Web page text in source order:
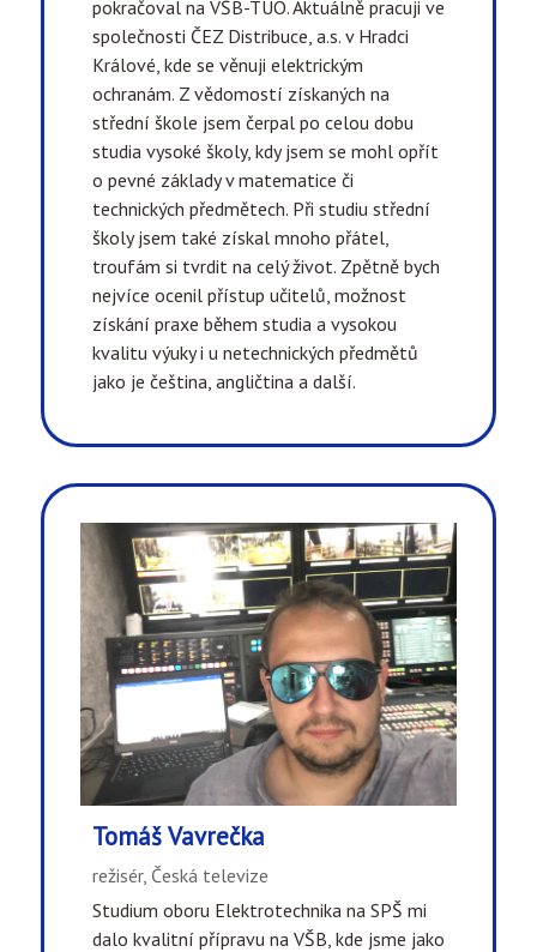
pokračoval na VŠB-TUO. Aktuálně pracuji ve
společnosti ČEZ Distribuce, a.s. v Hradci
Králové, kde se věnuji elektrickým
ochranám. Z vědomostí získaných na
střední škole jsem čerpal po celou dobu
studia vysoké školy, kdy jsem se mohl opřít
o pevné základy v matematice či
technických předmětech. Při studiu střední
školy jsem také získal mnoho přátel,
troufám si tvrdit na celý život. Zpětně bych
nejvíce ocenil přístup učitelů, možnost
získání praxe během studia a vysokou
kvalitu výuky i u netechnických předmětů
jako je čeština, angličtina a další.
Tomáš Vavrečka
režisér, Česká televize
Studium oboru Elektrotechnika na SPŠ mi
dalo kvalitní přípravu na VŠB, kde jsme jako